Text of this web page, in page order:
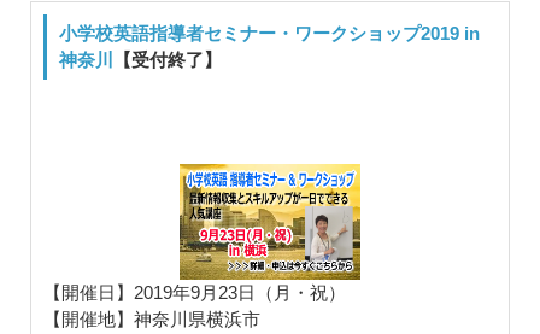
小学校英語指導者セミナー・ワークショップ2019 in
神奈川
【受付終了】
【開催日】2019年9月23日（月・祝）
【開催地】神奈川県横浜市